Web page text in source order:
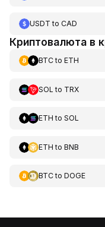
USDT to CAD
Криптовалюта в
BTCto ETH
SOL to TRX
ETH to SOL
ETH to BNB
BTCto DOGE